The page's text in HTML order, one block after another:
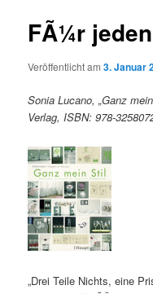
FÃ¼r
Veröffentlicht am3. Januar
Sonia Lucano, „Ganz
Verlag, ISBN: 978-
„Drei Teile Nichts, eine